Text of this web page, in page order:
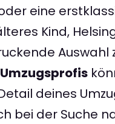
eine
Kind,
Auswahl
Umzugsprofis
deines
bei der Suche